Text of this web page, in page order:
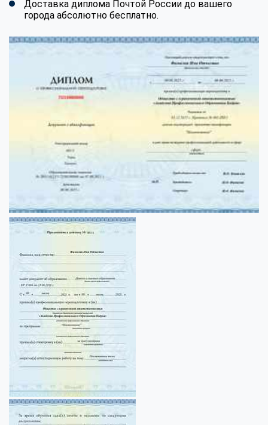
Доставка диплома Почтой России до вашего
города абсолютно бесплатно.